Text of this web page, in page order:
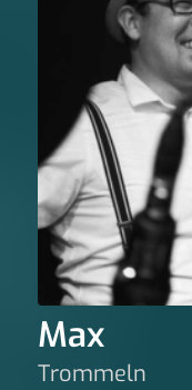
Max
Trommeln